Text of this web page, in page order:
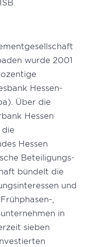
wurde 2001
Hessen-
Über die
Hessen
Hessen
Beteiligungs-
bündelt die
und
,
in
sieben